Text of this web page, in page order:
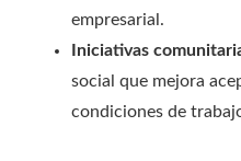
empresarial.
Iniciativas
social que mejora
condiciones de